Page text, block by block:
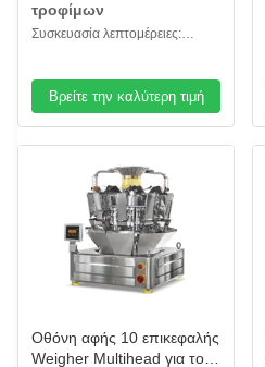
τροφίμων
Συσκευασία λεπτομέρειες:
Βρείτε την καλύτερη τιμή
Οθόνη αφής 10 επικεφαλής
Weigher Multihead για τους